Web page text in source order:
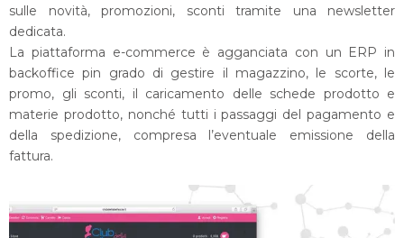
sulle novità, promozioni, sconti tramite una newsletter
dedicata.
La piattaforma e-commerce è agganciata con un ERP in
backoffice pin grado di gestire il magazzino, le scorte, le
promo, gli sconti, il caricamento delle schede prodotto e
materie prodotto, nonché tutti i passaggi del pagamento e
della spedizione, compresa l’eventuale emissione della
fattura.